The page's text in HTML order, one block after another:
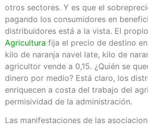
otros sectores. Y es que el
pagando los consumidores en
distribuidores está a la vista. El propio
Agricultura fija el precio de destino
kilo de naranja navel late, kilo de
agricultor vende a 0,15. ¿Quién se
dinero por medio? Está claro, los
enriquecen a costa del trabajo del
permisividad de la administración.
Las manifestaciones de las